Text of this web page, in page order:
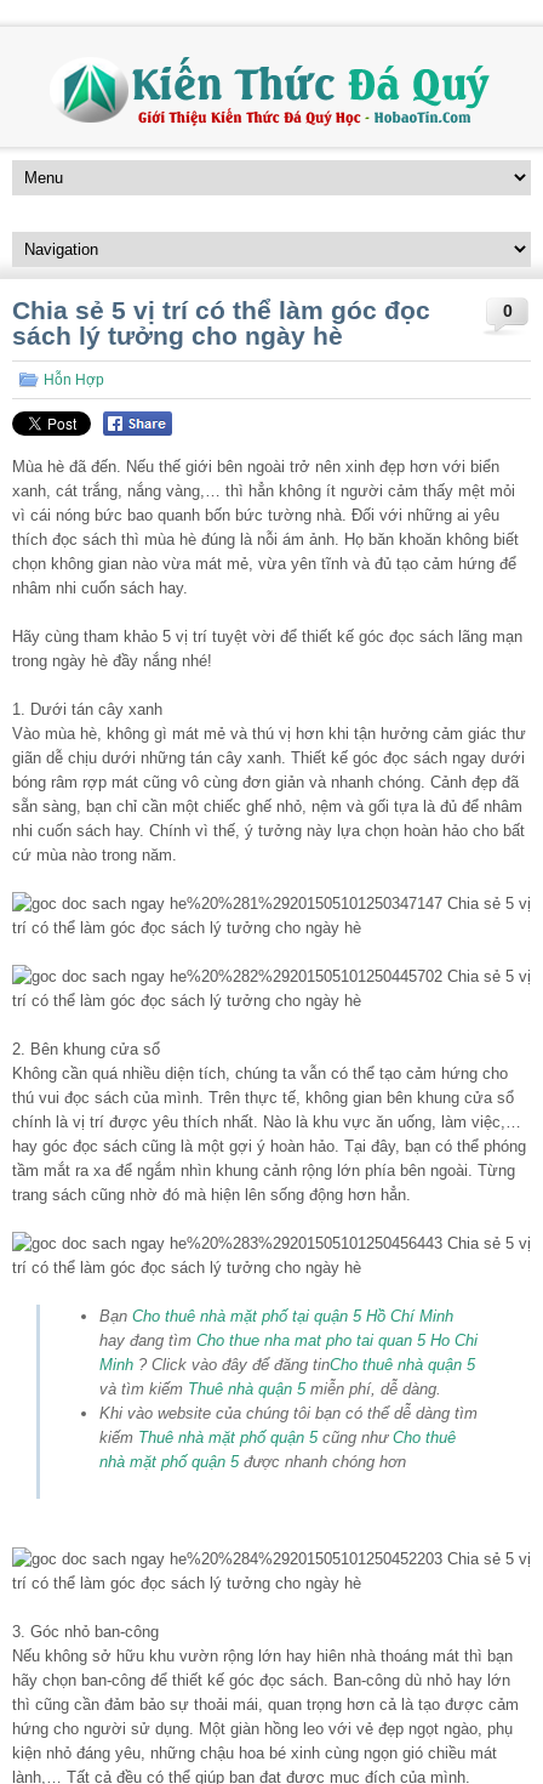
0
Chia sẻ 5 vị trí có thể làm góc đọc
sách lý tưởng cho ngày hè
Hỗn Hợp
Mùa hè đã đến. Nếu thế giới bên ngoài trở nên xinh đẹp hơn với biển
xanh, cát trắng, nắng vàng,… thì hẳn không ít người cảm thấy mệt mỏi
vì cái nóng bức bao quanh bốn bức tường nhà. Đối với những ai yêu
thích đọc sách thì mùa hè đúng là nỗi ám ảnh. Họ băn khoăn không biết
chọn không gian nào vừa mát mẻ, vừa yên tĩnh và đủ tạo cảm hứng để
nhâm nhi cuốn sách hay.
Hãy cùng tham khảo 5 vị trí tuyệt vời để thiết kế góc đọc sách lãng mạn
trong ngày hè đầy nắng nhé!
1. Dưới tán cây xanh
Vào mùa hè, không gì mát mẻ và thú vị hơn khi tận hưởng cảm giác thư
giãn dễ chịu dưới những tán cây xanh. Thiết kế góc đọc sách ngay dưới
bóng râm rợp mát cũng vô cùng đơn giản và nhanh chóng. Cảnh đẹp đã
sẵn sàng, bạn chỉ cần một chiếc ghế nhỏ, nệm và gối tựa là đủ để nhâm
nhi cuốn sách hay. Chính vì thế, ý tưởng này lựa chọn hoàn hảo cho bất
cứ mùa nào trong năm.
2. Bên khung cửa sổ
Không cần quá nhiều diện tích, chúng ta vẫn có thể tạo cảm hứng cho
thú vui đọc sách của mình. Trên thực tế, không gian bên khung cửa sổ
chính là vị trí được yêu thích nhất. Nào là khu vực ăn uống, làm việc,…
hay góc đọc sách cũng là một gợi ý hoàn hảo. Tại đây, bạn có thể phóng
tầm mắt ra xa để ngắm nhìn khung cảnh rộng lớn phía bên ngoài. Từng
trang sách cũng nhờ đó mà hiện lên sống động hơn hẳn.
Bạn Cho thuê nhà mặt phố tại quận 5 Hồ Chí Minh
hay đang tìm Cho thue nha mat pho tai quan 5 Ho Chi
Minh ? Click vào đây để đăng tinCho thuê nhà quận 5
và tìm kiếm Thuê nhà quận 5miễn phí, dễ dàng.
Khi vào website của chúng tôi bạn có thể dễ dàng tìm
kiếm Thuê nhà mặt phố quận 5cũng như Cho thuê
nhà mặt phố quận 5được nhanh chóng hơn
3. Góc nhỏ ban-công
Nếu không sở hữu khu vườn rộng lớn hay hiên nhà thoáng mát thì bạn
hãy chọn ban-công để thiết kế góc đọc sách. Ban-công dù nhỏ hay lớn
thì cũng cần đảm bảo sự thoải mái, quan trọng hơn cả là tạo được cảm
hứng cho người sử dụng. Một giàn hồng leo với vẻ đẹp ngọt ngào, phụ
kiện nhỏ đáng yêu, những chậu hoa bé xinh cùng ngọn gió chiều mát
lành,… Tất cả đều có thể giúp bạn đạt được mục đích của mình.